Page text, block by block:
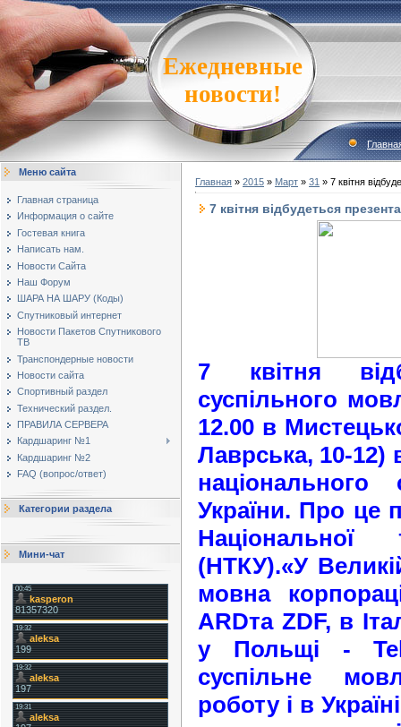
Ежедневные
новости!
Меню сайта
Главная страница
Информация о сайте
Гостевая книга
Написать нам.
Новости Сайта
Наш Форум
ШАРА НА ШАРУ (Коды)
Спутниковый интернет
Новости Пакетов Спутникового
ТВ
Транспондерные новости
Новости сайта
Спортивный раздел
Технический раздел.
ПРАВИЛА СЕРВЕРА
Кардшаринг №1
Кардшаринг №2
FAQ (вопрос/ответ)
Категории раздела
Мини-чат
Главная » 2015 » Март » 31 » 7 квітня
7 квітня відбудеться
7 квітня
суспільного
12.00 в
Лаврська, 10-12)
національного
України. Про це
Національної
(НТКУ).«У
мовна
ARDта ZDF, в
у Польщі -
суспільне
роботу і в